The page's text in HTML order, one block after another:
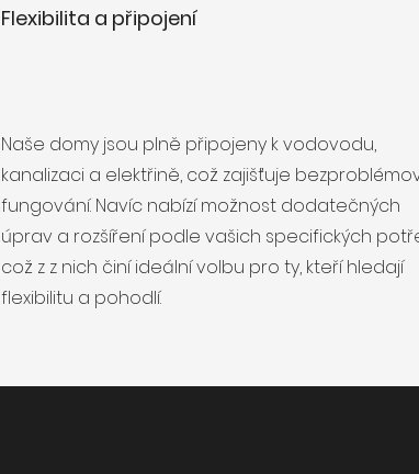
Flexibilita a připojení
Naše domy jsou plně připojeny k vodovodu,
kanalizaci a elektřině, což zajišťuje
fungování. Navíc nabízí možnost dodatečných
úprav a rozšíření podle vašich specifických
což z z nich činí ideální volbu pro ty, kteří hledají
flexibilitu a pohodlí.